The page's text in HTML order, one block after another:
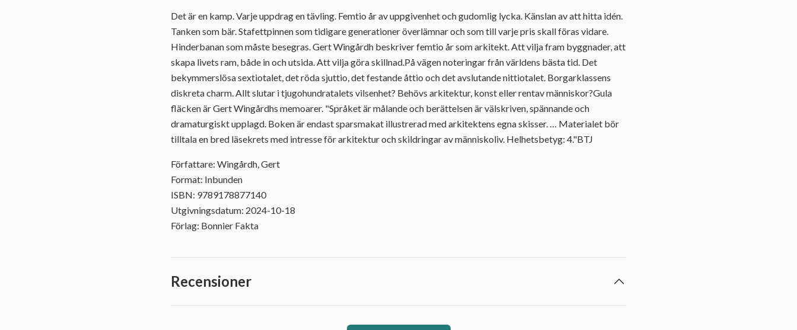
Det är en kamp. Varje uppdrag en tävling. Femtio år av uppgivenhet och gudomlig lycka. Känslan av att hitta idén.
Tanken som bär. Stafettpinnen som tidigare generationer överlämnar och som till varje pris skall föras vidare.
Hinderbanan som måste besegras. Gert Wingårdh beskriver femtio år som arkitekt. Att vilja fram byggnader, att
skapa livets ram, både in och utsida. Att vilja göra skillnad.På vägen noteringar från världens bästa tid. Det
bekymmerslösa sextiotalet, det röda sjuttio, det festande åttio och det avslutande nittiotalet. Borgarklassens
diskreta charm. Allt slutar i tjugohundratalets vilsenhet? Behövs arkitektur, konst eller rentav människor?Gula
fläcken är Gert Wingårdhs memoarer. "Språket är målande och berättelsen är välskriven, spännande och
dramaturgiskt upplagd. Boken är endast sparsmakat illustrerad med arkitektens egna skisser. … Materialet bör
tilltala en bred läsekrets med intresse för arkitektur och skildringar av människoliv. Helhetsbetyg: 4."BTJ
Författare: Wingårdh, Gert
Format: Inbunden
ISBN: 9789178877140
Utgivningsdatum: 2024-10-18
Förlag: Bonnier Fakta
Recensioner